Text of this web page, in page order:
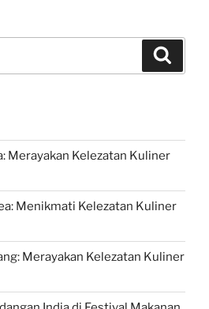
Merayakan Kelezatan Kuliner
Menikmati Kelezatan Kuliner
Merayakan Kelezatan Kuliner